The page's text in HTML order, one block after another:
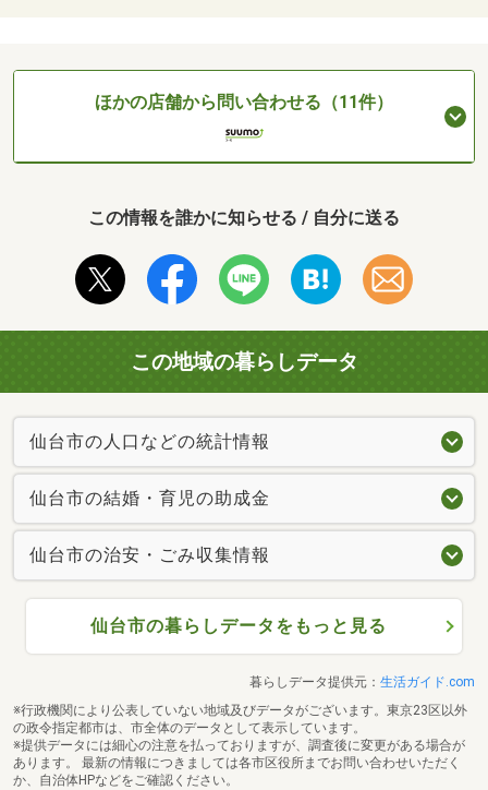
ほかの店舗から問い合わせる（11件）
この情報を誰かに知らせる / 自分に送る
この地域の暮らしデータ
仙台市の人口などの統計情報
仙台市の結婚・育児の助成金
仙台市の治安・ごみ収集情報
仙台市の暮らしデータをもっと見る
暮らしデータ提供元： 生活ガイド.com
※行政機関により公表していない地域及びデータがございます。東京23区以外
の政令指定都市は、市全体のデータとして表示しています。
※提供データには細心の注意を払っておりますが、調査後に変更がある場合が
あります。 最新の情報につきましては各市区役所までお問い合わせいただく
か、自治体HPなどをご確認ください。